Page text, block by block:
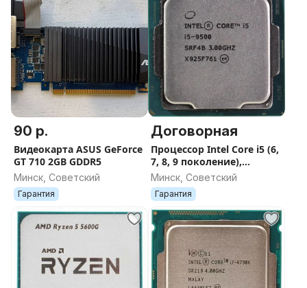
90 р.
Видеокарта ASUS GeForce
GT 710 2GB GDDR5
Минск, Советский
Гарантия
Договорная
Процессор Intel Core i5 (6,
7, 8, 9 поколение),
LGA1151
Минск, Советский
Гарантия